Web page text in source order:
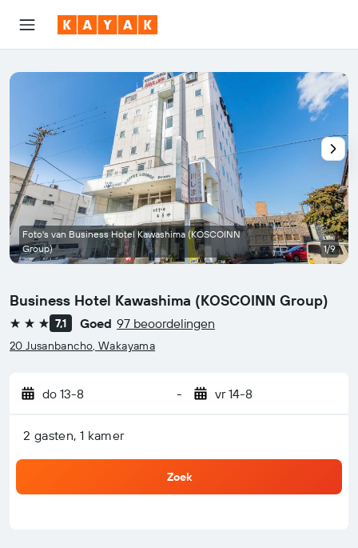
Business Hotel Kawashima (KOSCOINN Group)
3 sterren7,1 Goed 97 beoordelingen
20 Jusanbancho, Wakayama
do 13-8 - vr 14-8
2 gasten, 1 kamer
Zoek
Foto's van Business Hotel Kawashima (KOSCOINN
Group)
1/9